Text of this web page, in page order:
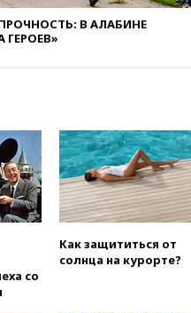
вчера, 19:58В Госдуму будет
внесен законопроект об
отмене ЕГЭ
вчера, 19:50Аэропорты Сочи и
вчера, 19:35WP: Трамп
призвал доноров-
республиканцев поддержать
Вэнса на выборах 2028 года
вчера, 19:20Число ломбардов
в РФ превысило максимум
вчера, 19:15 Жуковский и
аэропорт Геленджика
В АЛАБИНЕ
со
Как защититься от
солнца на курорте?